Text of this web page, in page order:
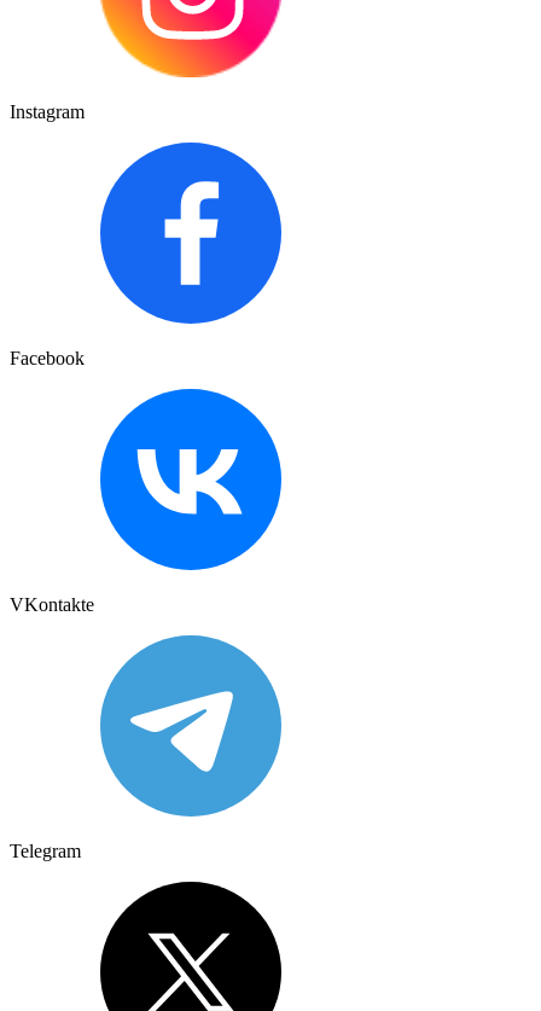
Instagram
Facebook
VKontakte
Telegram